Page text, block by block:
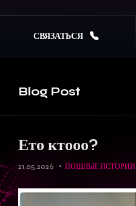
СВЯЗАТЬСЯ
Blog Post
Ето ктооо?
21.05.2026 ПОШЛЫЕ ИСТОРИИ